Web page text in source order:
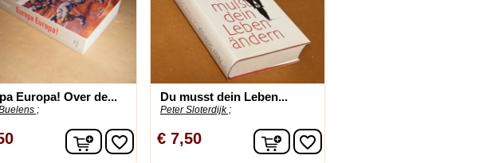
Europa! Over de...
;
In winkelwagen
favorite_border
Du musst dein Leben...
Peter Sloterdijk ;
€ 7,50 In winkelwagen
favorite_border